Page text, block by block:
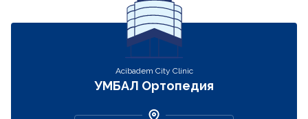
Acibadem City Clinic
УМБАЛ Ортопедия